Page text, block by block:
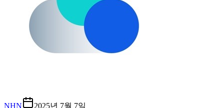
NHN 2025년 7월 7일